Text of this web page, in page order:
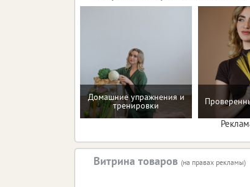
Домашние упражнения и
тренировки
Витрина товаров (на правах рекламы)